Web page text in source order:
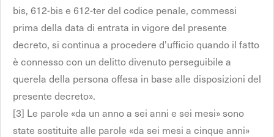
bis, 612-bis e 612-ter del codice penale, commessi
prima della data di entrata in vigore del presente
decreto, si continua a procedere d'ufficio quando il fatto
è connesso con un delitto divenuto perseguibile a
querela della persona offesa in base alle disposizioni del
presente decreto».
[3] Le parole «da un anno a sei anni e sei mesi» sono
state sostituite alle parole «da sei mesi a cinque anni»